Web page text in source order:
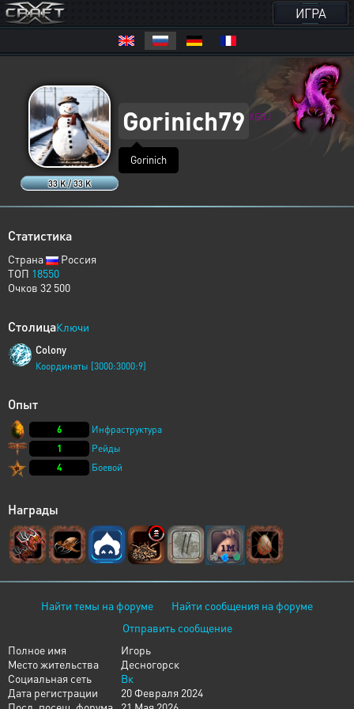
ИГРА
33 K / 33 K
Gorinich79 XERJ
Gorinich
Статистика
Страна
Россия
ТОП 18550
Очков 32 500
СтолицаКлючи
Colony
Координаты [3000:3000:9]
Опыт
6
Инфраструктура
1
Рейды
4
Боевой
Награды
Найти темы на форуме
Найти сообщения на форуме
Отправить сообщение
Полное имя
Игорь
Место жительства
Десногорск
Социальная сеть
Вк
Дата регистрации
20 Февраля 2024